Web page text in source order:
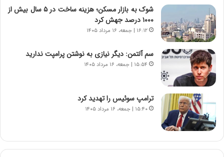
س
ت
ه
ر
م
ب
ل
ی
ن
شوک به بازار مسکن؛ هزینه ساخت در ۵ سال بیش از
۱۰۰۰ درصد جهش کرد
۱۶:۱۲ | جمعه، ۱۶ مرداد ۱۴۰۵
سم آلتمن: دیگر نیازی به نوشتن پرامپت ندارید
۱۵:۵۴ | جمعه، ۱۶ مرداد ۱۴۰۵
ترامپ سوئیس را تهدید کرد
۱۵:۴۰ | جمعه، ۱۶ مرداد ۱۴۰۵